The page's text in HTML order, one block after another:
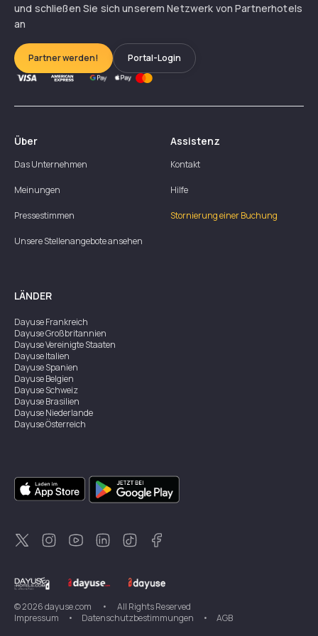
und schließen Sie sich unserem Netzwerk von Partnerhotels
an
Partner werden! Portal-Login
Über
Das Unternehmen
Meinungen
Pressestimmen
Unsere Stellenangebote ansehen
Assistenz
Kontakt
Hilfe
Stornierung einer Buchung
LÄNDER
DayuseFrankreich
DayuseGroßbritannien
DayuseVereinigte Staaten
DayuseItalien
DayuseSpanien
DayuseBelgien
DayuseSchweiz
DayuseBrasilien
DayuseNiederlande
DayuseÖsterreich
DayuseSingapur
DayuseZweden
DayuseThailand
DayuseNeuseeland
DayuseTürkei
©2026dayuse.com •
All Rights Reserved
Impressum
• Datenschutzbestimmungen • AGB